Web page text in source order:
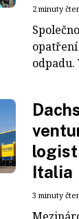
2 minuty
odpadu.
Italia
3 minuty